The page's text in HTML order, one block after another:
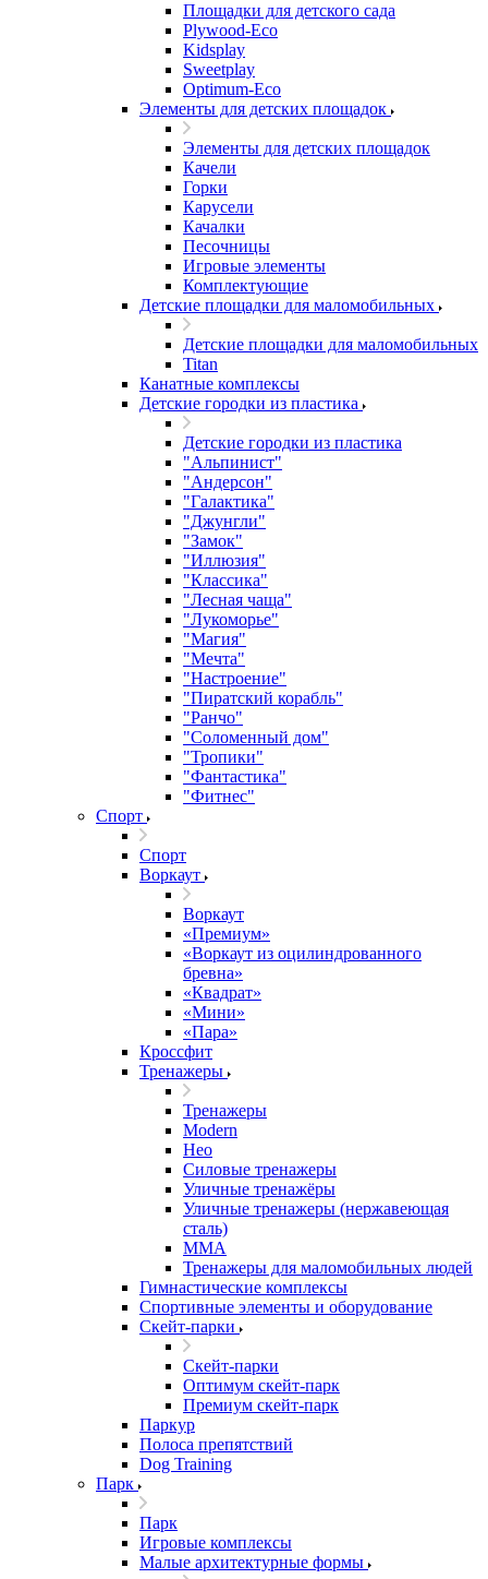
Площадки для детского сада
Plywood-Eco
Kidsplay
Sweetplay
Оptimum-Еco
Элементы для детских площадок
Элементы для детских площадок
Качели
Горки
Карусели
Качалки
Песочницы
Игровые элементы
Комплектующие
Детские площадки для маломобильных
Детские площадки для маломобильных
Titan
Канатные комплексы
Детские городки из пластика
Детские городки из пластика
"Альпинист"
"Андерсон"
"Галактика"
"Джунгли"
"Замок"
"Иллюзия"
"Классика"
"Лесная чаща"
"Лукоморье"
"Магия"
"Мечта"
"Настроение"
"Пиратский корабль"
"Ранчо"
"Соломенный дом"
"Тропики"
"Фантастика"
"Фитнес"
Спорт
Спорт
Воркаут
Воркаут
«Премиум»
«Воркаут из оцилиндрованного
бревна»
«Квадрат»
«Мини»
«Пара»
Кроссфит
Тренажеры
Тренажеры
Modern
Нео
Силовые тренажеры
Уличные тренажёры
Уличные тренажеры (нержавеющая
сталь)
ММА
Тренажеры для маломобильных людей
Гимнастические комплексы
Спортивные элементы и оборудование
Скейт-парки
Скейт-парки
Оптимум скейт-парк
Премиум скейт-парк
Паркур
Полоса препятствий
Dog Training
Парк
Парк
Игровые комплексы
Малые архитектурные формы